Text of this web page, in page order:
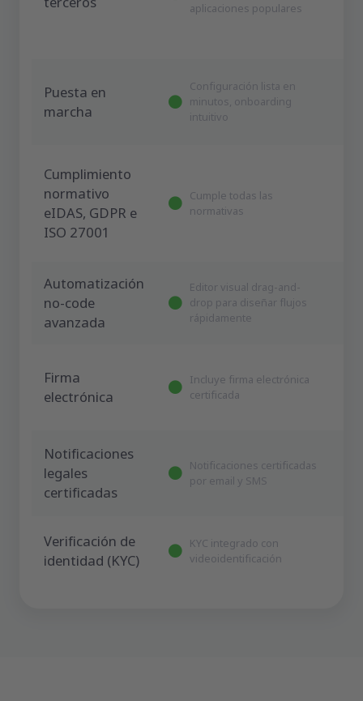
aplicaciones populares
Puesta en
marcha
Configuración lista en
minutos, onboarding
intuitivo
Cumplimiento
normativo
eIDAS, GDPR e
ISO 27001
Cumple todas las
normativas
Automatización
no-code
avanzada
Editor visual drag-and-
drop para diseñar flujos
rápidamente
Firma
electrónica
Incluye firma electrónica
certificada
Notificaciones
legales
certificadas
Notificaciones certificadas
por email y SMS
Verificación de
identidad (KYC)
KYC integrado con
videoidentificación